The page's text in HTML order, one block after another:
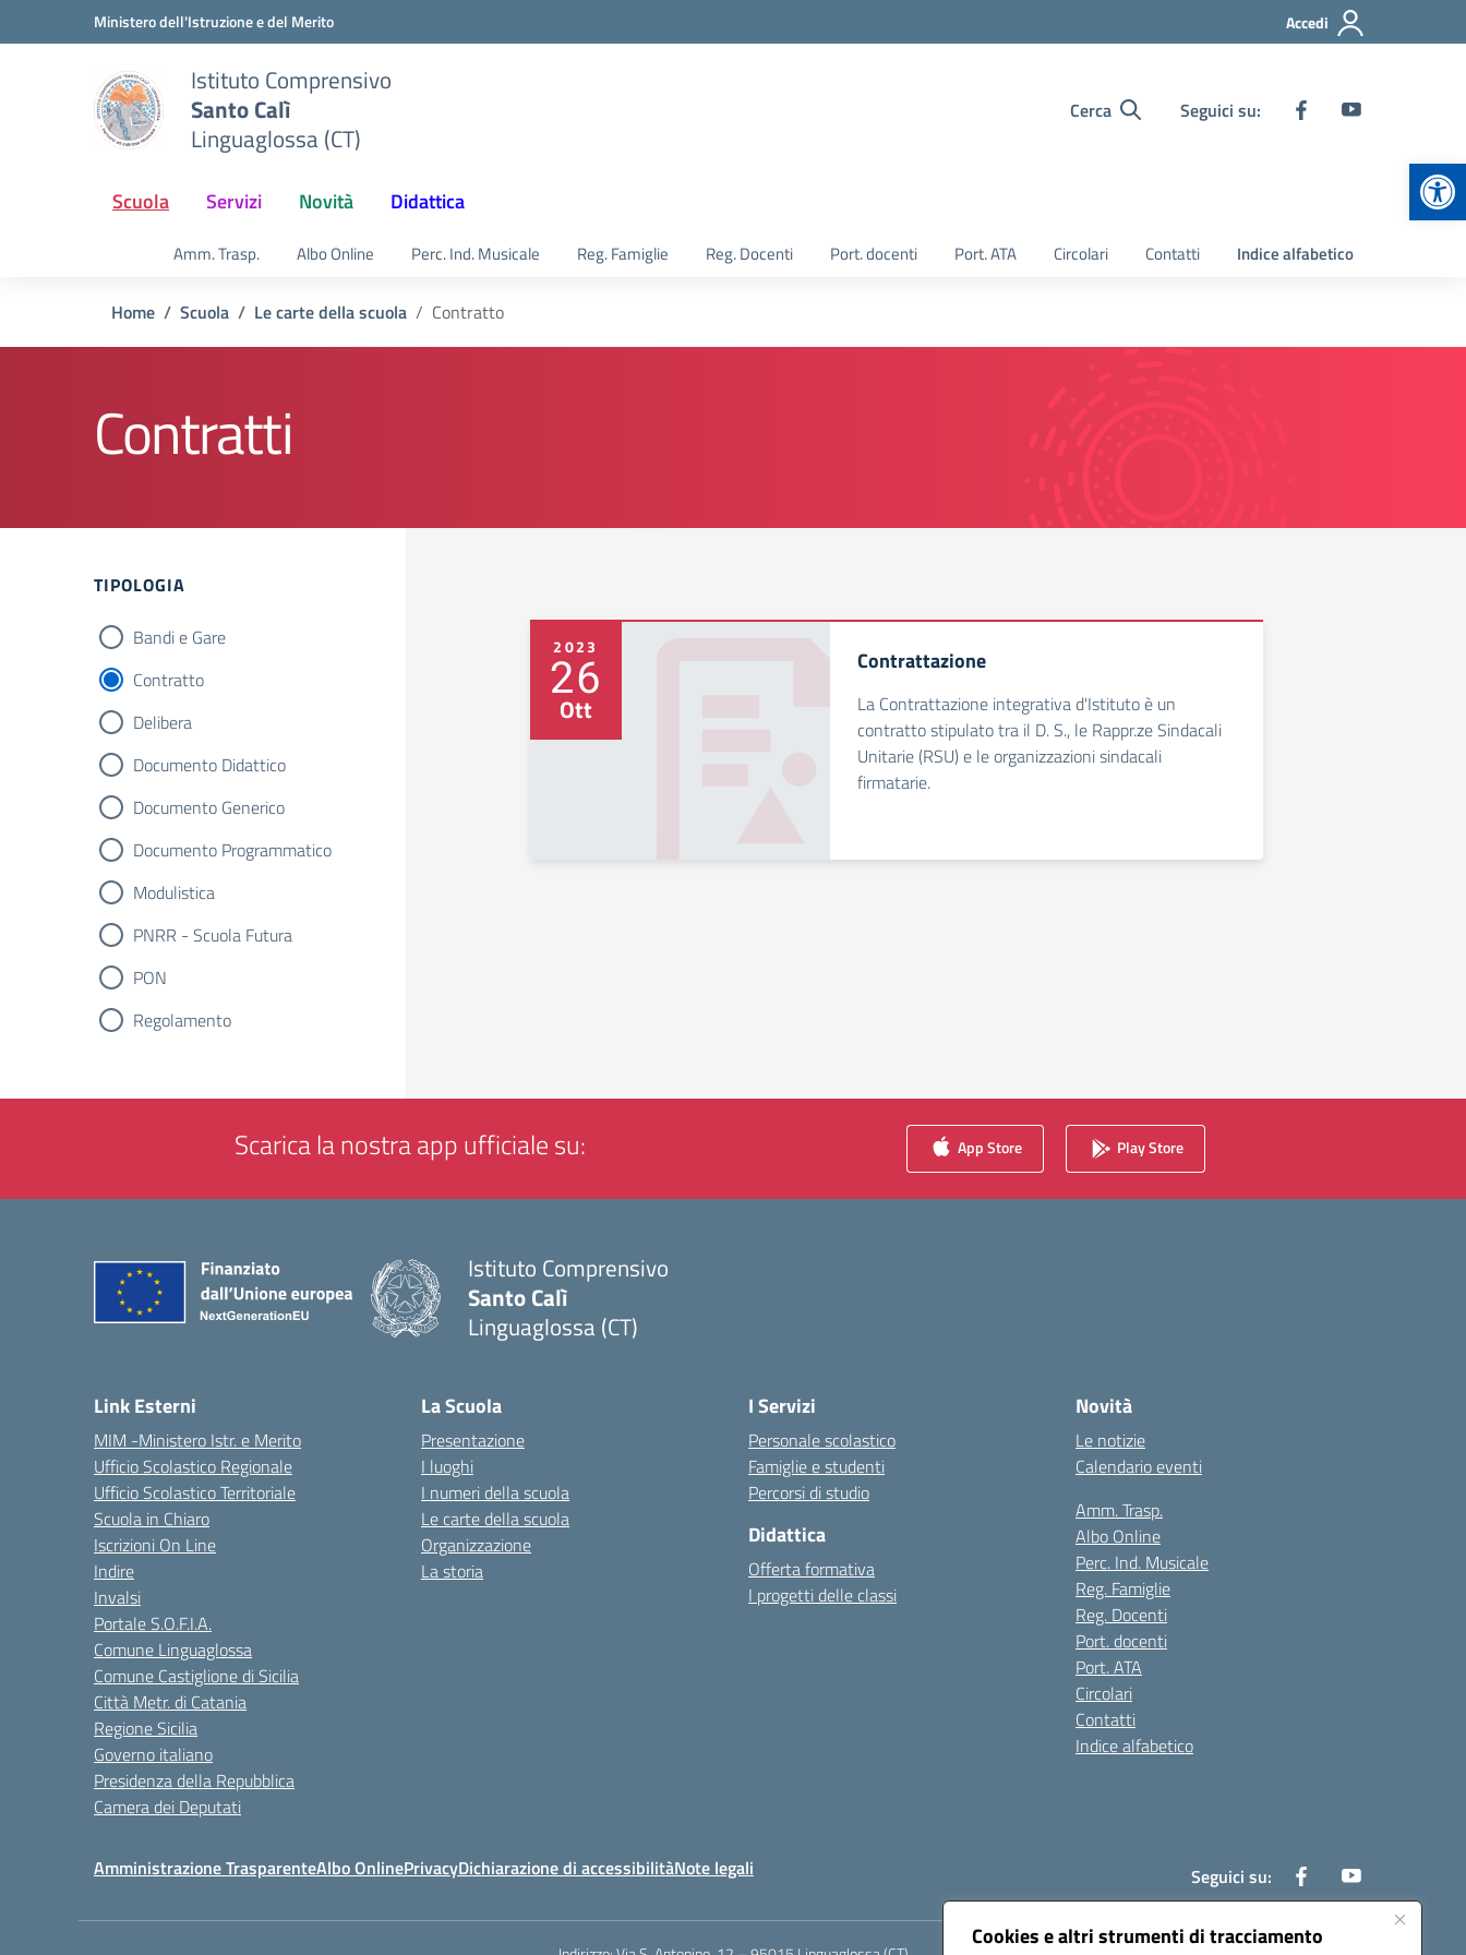
Cookies e altri strumenti di tracciamento
Vai ai contenuti
Vai al menu di navigazioneMinistero dell'Istruzione e del Merito Accedi
Istituto Comprensivo
Santo Calì
Linguaglossa (CT)
Cerca Seguici su:
Scuola Servizi Novità Didattica
Amm. Trasp. Albo Online Perc. Ind. Musicale Reg. Famiglie Reg. Docenti Port. docenti Port. ATA Circolari Contatti Indice alfabetico
Home Scuola Le carte della scuola Contratto
Contratti
Filtri
TIPOLOGIA
Bandi e Gare
Contratto
Delibera
Documento Didattico
Documento Generico
Documento Programmatico
Modulistica
PNRR - Scuola Futura
PON
Regolamento
2023
26
Ott
Contrattazione
La Contrattazione integrativa d'Istituto è un
contratto stipulato tra il D. S., le Rappr.ze Sindacali
Unitarie (RSU) e le organizzazioni sindacali
firmatarie.
Scarica la nostra app ufficiale su: App Store Play Store
Istituto Comprensivo
Santo Calì
Linguaglossa (CT)
Link Esterni
MIM -Ministero Istr. e Merito
Ufficio Scolastico Regionale
Ufficio Scolastico Territoriale
Scuola in Chiaro
Iscrizioni On Line
Indire
Invalsi
Portale S.O.F.I.A.
Comune Linguaglossa
Comune Castiglione di Sicilia
Città Metr. di Catania
Regione Sicilia
Governo italiano
Presidenza della Repubblica
Camera dei Deputati
La Scuola
Presentazione
I luoghi
I numeri della scuola
Le carte della scuola
Organizzazione
La storia
I Servizi
Personale scolastico
Famiglie e studenti
Percorsi di studio
Didattica
Offerta formativa
I progetti delle classi
Novità
Le notizie
Calendario eventi
Amm. Trasp.
Albo Online
Perc. Ind. Musicale
Reg. Famiglie
Reg. Docenti
Port. docenti
Port. ATA
Circolari
Contatti
Indice alfabetico
Amministrazione TrasparenteAlbo OnlinePrivacyDichiarazione di accessibilitàNote legali Seguici su: